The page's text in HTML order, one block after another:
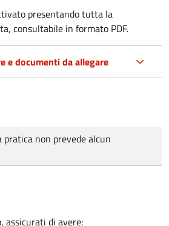
presentando tutta la
consultabile in formato PDF.
e documenti da allegare
pratica non prevede alcun
assicurati di avere: